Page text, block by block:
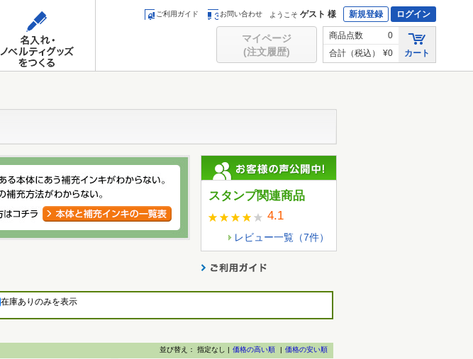
ご利用ガイド お問い合わせ ようこそ ゲスト 様 新規登録 ログイン
マイページ
(注文履歴)
商品点数
0
合計（税込）
¥0 カート
スタンプ関連商品
4.1
レビュー一覧（7件）
在庫ありのみを表示
並び替え： 指定なし | 価格の高い順 | 価格の安い順